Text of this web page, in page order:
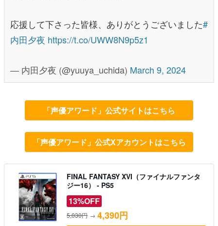
応援して下さった皆様、ありがとうございました#
内田夕夜 https://t.co/UWW8N9p5z1
— 内田夕夜 (@yuuya_uchida) March 9, 2024
「声優アワード」公式サイトはこちら
「声優アワード」公式Xアカウントはこちら
FINAL FANTASY XVI（ファイナルファンタ
ジー16） - PS5
13%OFF
5,030円 → 4,390円